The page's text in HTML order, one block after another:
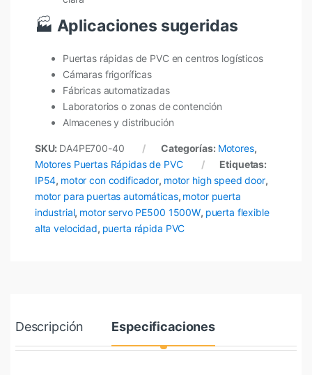
🏭 Aplicaciones sugeridas
Puertas rápidas de PVC en centros logísticos
Cámaras frigoríficas
Fábricas automatizadas
Laboratorios o zonas de contención
Almacenes y distribución
SKU: DA4PE700-40 Categorías: Motores,
Motores Puertas Rápidas de PVC
Etiquetas:
IP54, motor con codificador, motor high speed door,
motor para puertas automáticas, motor puerta
industrial, motor servo PE500 1500W, puerta flexible
alta velocidad, puerta rápida PVC
Descripción Especificaciones